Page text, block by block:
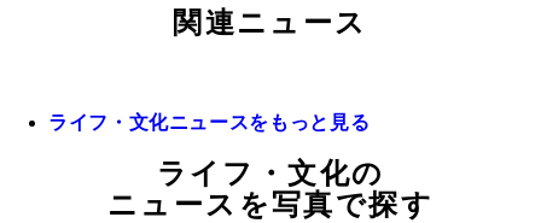
関連ニュース
ライフ・文化ニュースをもっと見る
ライフ・文化の
ニュースを写真で探す